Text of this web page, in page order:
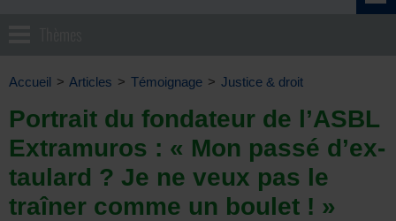
Accueil > Articles > Témoignage > Justice & droit
Portrait du fondateur de l’ASBL
Extramuros : « Mon passé d’ex-
taulard ? Je ne veux pas le
traîner comme un boulet ! »